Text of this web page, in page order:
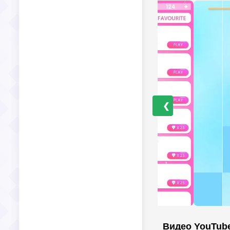
❮
Видео